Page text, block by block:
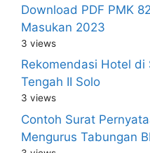
Download PDF PMK
Masukan 2023
3 views
Rekomendasi Hotel di
Tengah II Solo
3 views
Contoh Surat
Mengurus Tabungan